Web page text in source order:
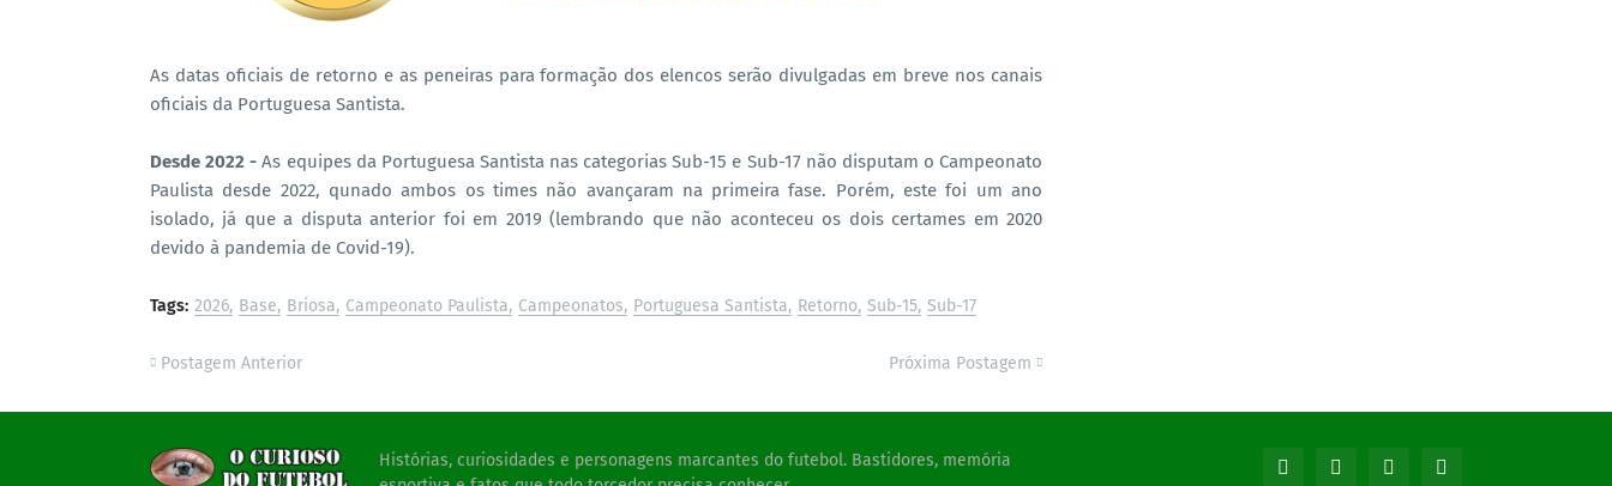
As datas oficiais de retorno e as peneiras para formação dos elencos serão divulgadas em breve nos canais
oficiais da Portuguesa Santista.
Desde 2022 -As equipes da Portuguesa Santista nas categorias Sub-15 e Sub-17 não disputam o Campeonato
Paulista desde 2022, qunado ambos os times não avançaram na primeira fase. Porém, este foi um ano
isolado, já que a disputa anterior foi em 2019 (lembrando que não aconteceu os dois certames em 2020
devido à pandemia de Covid-19).
Tags: 2026 Base Briosa Campeonato Paulista Campeonatos Portuguesa Santista Retorno Sub-15 Sub-17
Postagem Anterior Próxima Postagem
Histórias, curiosidades e personagens marcantes do futebol. Bastidores, memória